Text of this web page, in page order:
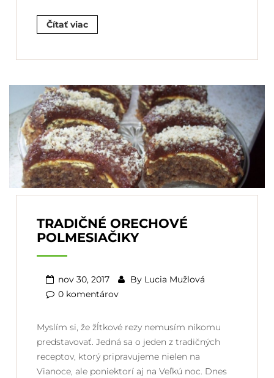
Čítať viac
TRADIČNÉ ORECHOVÉ
POLMESIAČIKY
nov 30, 2017 By Lucia Mužlová
0 komentárov
Myslím si, že žĺtkové rezy nemusím nikomu
predstavovať. Jedná sa o jeden z tradičných
receptov, ktorý pripravujeme nielen na
Vianoce, ale poniektorí aj na Veľkú noc. Dnes